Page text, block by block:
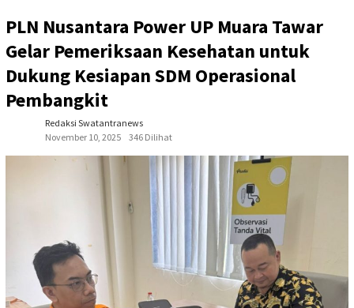
PLN Nusantara Power UP Muara Tawar
Gelar Pemeriksaan Kesehatan untuk
Dukung Kesiapan SDM Operasional
Pembangkit
Redaksi Swatantranews
November 10, 2025
346 Dilihat